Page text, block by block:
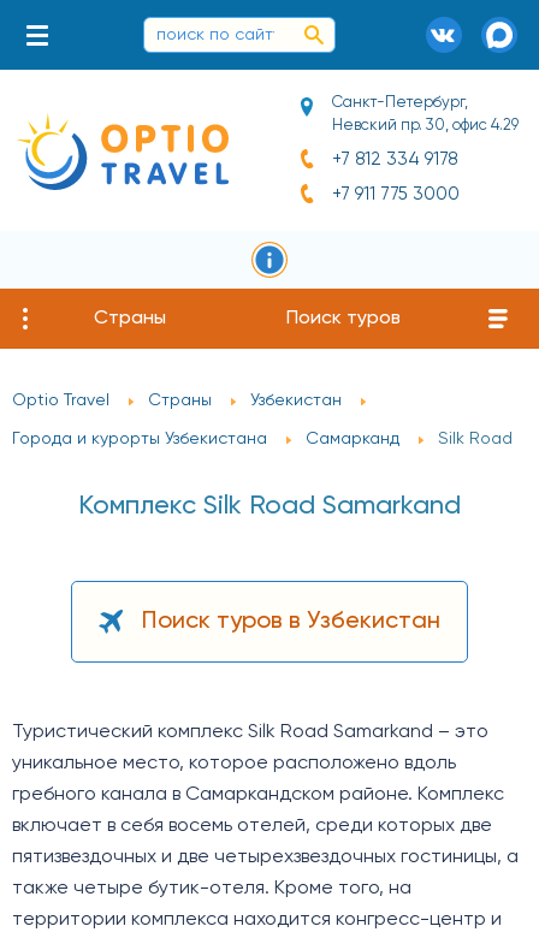
Санкт-Петербург,
Невский пр. 30, офис 4.29
+7 812 334 9178
+7 911 775 3000
Страны Поиск туров
Optio Travel Страны Узбекистан
Города и курорты Узбекистана Самарканд Silk Road
Комплекс Silk Road Samarkand
Поиск туров в Узбекистан
Туристический комплекс Silk Road Samarkand – это
уникальное место, которое расположено вдоль
гребного канала в Самаркандском районе. Комплекс
включает в себя восемь отелей, среди которых две
пятизвездочных и две четырехзвездочных гостиницы, а
также четыре бутик-отеля. Кроме того, на
территории комплекса находится конгресс-центр и